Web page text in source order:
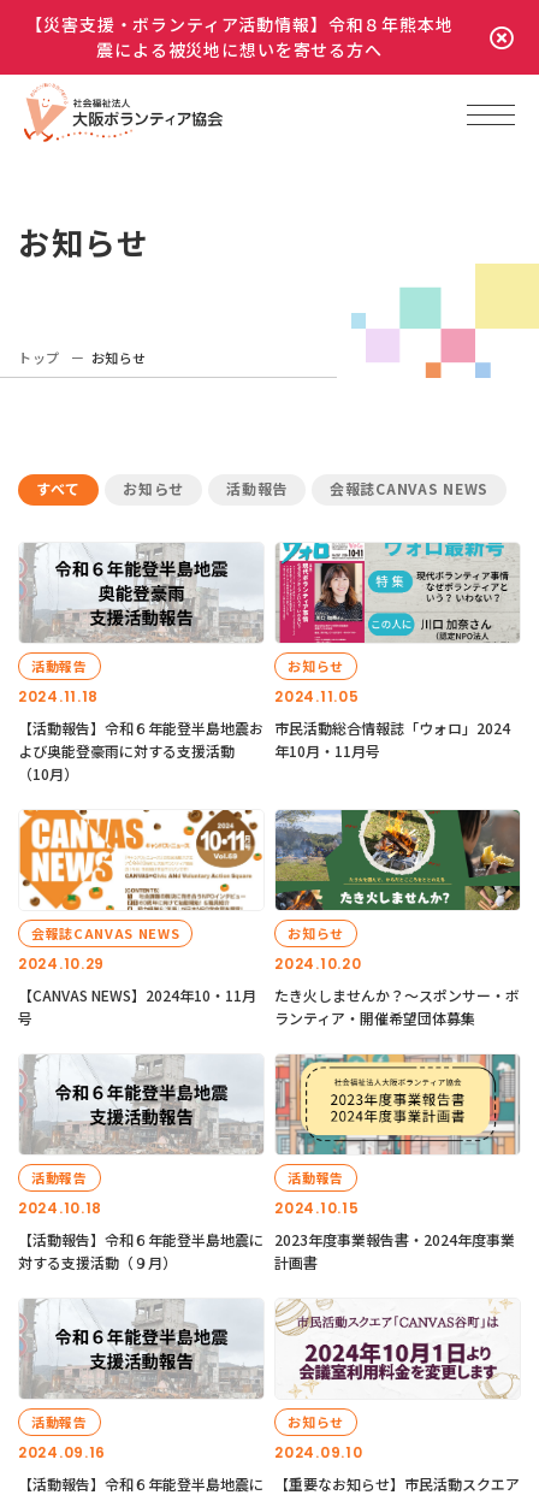
【災害支援・ボランティア活動情報】令和８年熊本地
震による被災地に想いを寄せる方へ
お知らせ
トップ お知らせ
すべて お知らせ 活動報告 会報誌CANVAS NEWS
2024.11.18
活動報告
【活動報告】令和６年能登半島地震お
よび奥能登豪雨に対する支援活動
（10月）
2024.11.05
お知らせ
市民活動総合情報誌「ウォロ」2024
年10月・11月号
2024.10.29
会報誌CANVAS NEWS
【CANVAS NEWS】2024年10・11月
号
2024.10.20
お知らせ
たき火しませんか？～スポンサー・ボ
ランティア・開催希望団体募集
2024.10.18
活動報告
【活動報告】令和６年能登半島地震に
対する支援活動（９月）
2024.10.15
活動報告
2023年度事業報告書・2024年度事業
計画書
2024.09.16
活動報告
【活動報告】令和６年能登半島地震に
2024.09.10
お知らせ
【重要なお知らせ】市民活動スクエア